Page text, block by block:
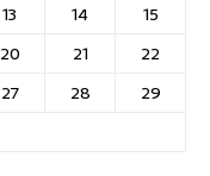
13 14
15
20 21
22
27 28
29